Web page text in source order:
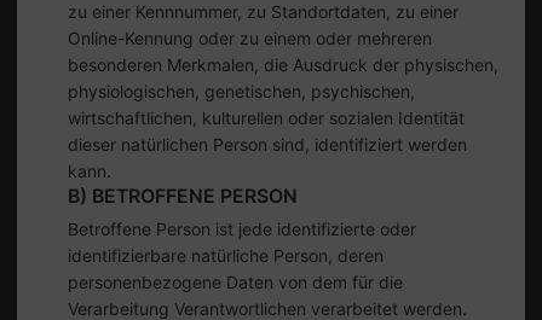
zu einer Kennnummer, zu Standortdaten, zu einer
Online-Kennung oder zu einem oder mehreren
besonderen Merkmalen, die Ausdruck der physischen,
physiologischen, genetischen, psychischen,
wirtschaftlichen, kulturellen oder sozialen Identität
dieser natürlichen Person sind, identifiziert werden
kann.
B) BETROFFENE PERSON
Betroffene Person ist jede identifizierte oder
identifizierbare natürliche Person, deren
personenbezogene Daten von dem für die
Verarbeitung Verantwortlichen verarbeitet werden.